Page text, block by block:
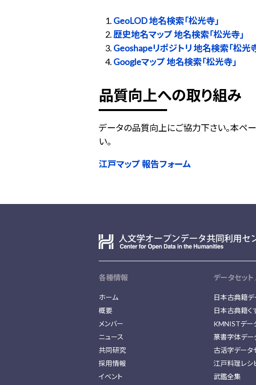
GeoLOD 地名検索「松光寺」
歴史地名マップ 地名検索「松光寺」
Geoshapeリポジトリ 地名検索「松光
Googleマップ 地名検索「松光寺」
品質向上への取り組み
データの品質向上にご協力下さい。本ペ
い。
江戸マップ 報告フォーム
各種情報
ホーム
概要
メンバー
ニュース
共同研究
採用情報
イベント
データセッ
日本古典籍デ
日本古典籍く
KMNISTデー
篆書字体デー
古活字データ
江戸料理レシ
武鑑全集